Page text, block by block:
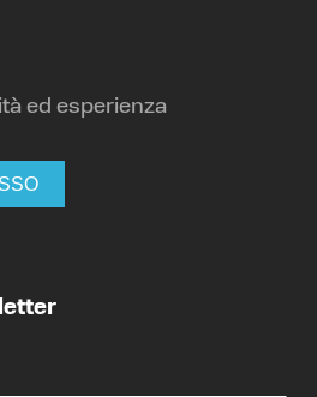
ed esperienza